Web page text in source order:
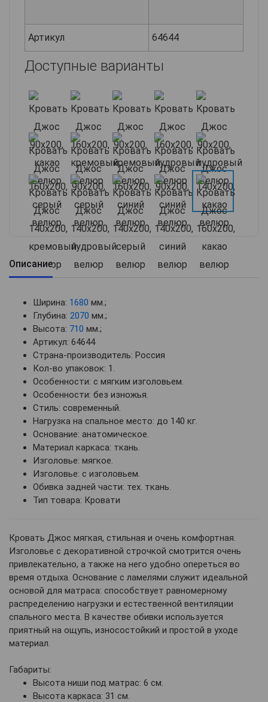
Артикул 64644
Доступные варианты
Описание
Ширина: 1680 мм.;
Глубина: 2070 мм.;
Высота: 710 мм.;
Артикул: 64644
Страна-производитель: Россия
Кол-во упаковок: 1.
Особенности: с мягким изголовьем.
Особенности: без изножья.
Стиль: современный.
Нагрузка на спальное место: до 140 кг.
Основание: анатомическое.
Материал каркаса: ткань.
Изголовье: мягкое.
Изголовье: с изголовьем.
Обивка задней части: тех. ткань.
Тип товара: Кровати
Кровать Джос мягкая, стильная и очень комфортная.
Изголовье с декоративной строчкой смотрится очень
привлекательно, а также на него удобно опереться во
время отдыха. Основание с ламелями служит идеальной
основой для матраса: способствует равномерному
распределению нагрузки и естественной вентиляции
спального места. В качестве обивки используется
приятный на ощупь, износостойкий и простой в уходе
материал.
Габариты:
Высота ниши под матрас: 6 см.
Высота каркаса: 31 см.